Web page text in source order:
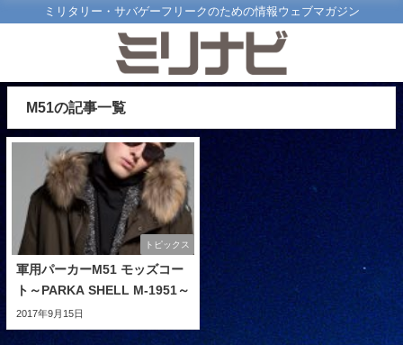
ミリタリー・サバゲーフリークのための情報ウェブマガジン
M51の記事一覧
トピックス
軍用パーカーM51 モッズコー
ト～PARKA SHELL M-1951～
2017年9月15日